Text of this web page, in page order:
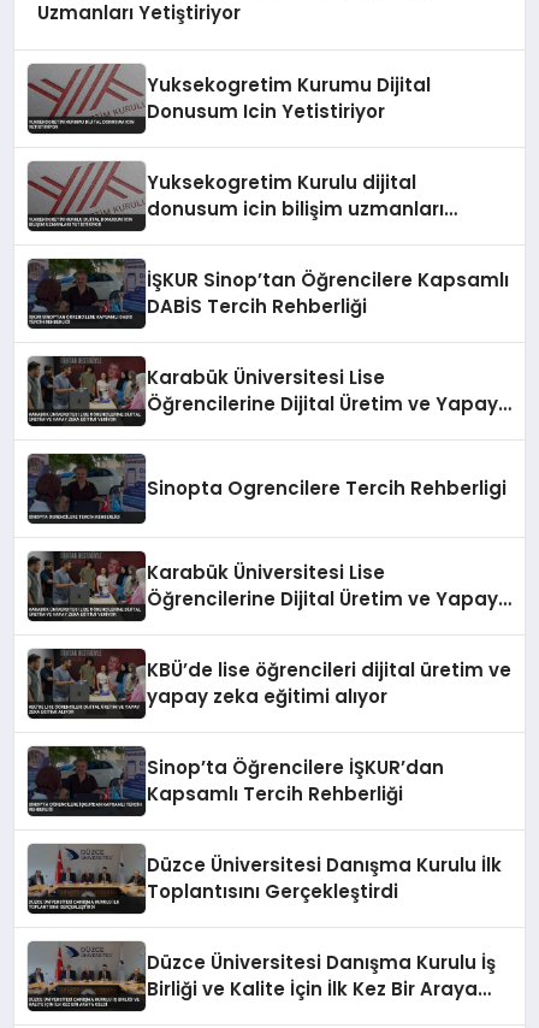
Uzmanları Yetiştiriyor
Yuksekogretim Kurumu Dijital
Donusum Icin Yetistiriyor
Yuksekogretim Kurulu dijital
donusum icin bilişim uzmanları
İŞKUR Sinop’tan Öğrencilere Kapsamlı
DABİS Tercih Rehberliği
Karabük Üniversitesi Lise
Öğrencilerine Dijital Üretim ve Yapay
Sinopta Ogrencilere Tercih Rehberligi
Karabük Üniversitesi Lise
Öğrencilerine Dijital Üretim ve Yapay
KBÜ’de lise öğrencileri dijital üretim ve
yapay zeka eğitimi alıyor
Sinop’ta Öğrencilere İŞKUR’dan
Kapsamlı Tercih Rehberliği
Düzce Üniversitesi Danışma Kurulu İlk
Toplantısını Gerçekleştirdi
Düzce Üniversitesi Danışma Kurulu İş
Birliği ve Kalite İçin İlk Kez Bir Araya